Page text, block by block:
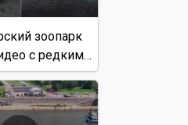
зоопарк
с редким
котом